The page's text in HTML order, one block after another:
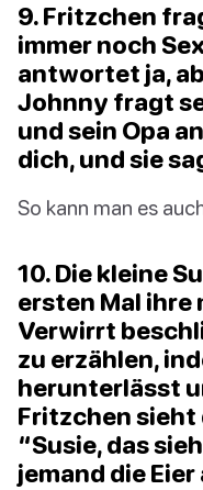
9. Fritzchen
immer noch
antwortet ja,
Johnny fragt
und sein Opa
dich, und sie
So kann man es
10. Die kleine
ersten Mal ihre
Verwirrt
zu erzählen,
herunterlässt
Fritzchen sieht
“Susie, das
jemand die